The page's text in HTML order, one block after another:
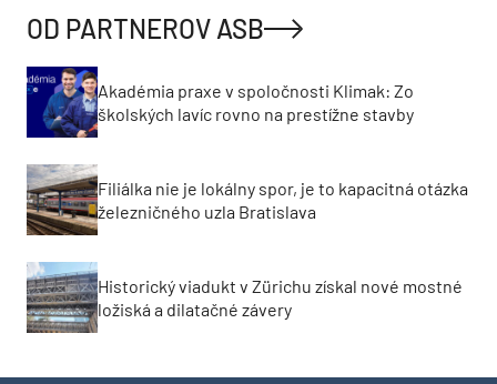
OD PARTNEROV ASB
Akadémia praxe v spoločnosti Klimak: Zo
školských lavíc rovno na prestížne stavby
Filiálka nie je lokálny spor, je to kapacitná otázka
železničného uzla Bratislava
Historický viadukt v Zürichu získal nové mostné
ložiská a dilatačné závery